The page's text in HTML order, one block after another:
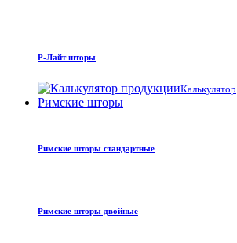
Р-Лайт шторы
Калькулятор
Римские шторы
Римские шторы стандартные
Римские шторы двойные